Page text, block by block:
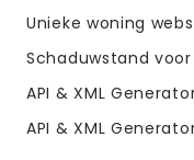
Unieke woning
Schaduwstand
API & XML
API & XML